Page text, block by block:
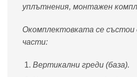
уплътнения, монтажен
Окомплектовката се
части:
Вертикални греди (база).